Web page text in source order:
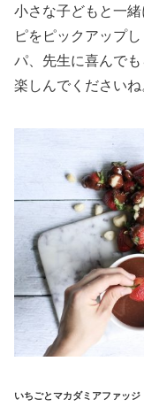
小さな子どもと一
ピをピックアップ
パ、先生に喜んで
楽しんでくださいね
いちごとマカダミアファッジ